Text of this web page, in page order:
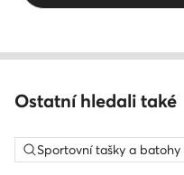
Ostatní hledali také
Sportovní tašky a